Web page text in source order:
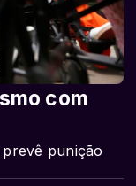
com
punição